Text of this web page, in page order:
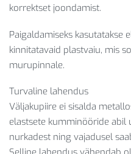
korrektset joondamist.
Paigaldamiseks kasutatakse
kinnitatavaid plastvaiu, mis
murupinnale.
Turvaline lahendus
Väljakupiire ei sisalda
elastsete kumminööride abil
nurkadest ning vajadusel